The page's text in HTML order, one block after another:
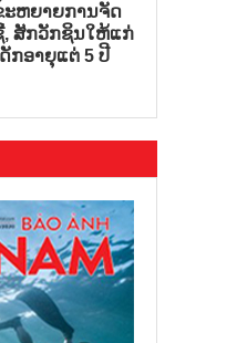
ະຫຍາຍການຈັດ
, ສັກວັກຊິນໃຫ້ແກ່
ດັກອາຍຸແຕ່ 5 ປີ